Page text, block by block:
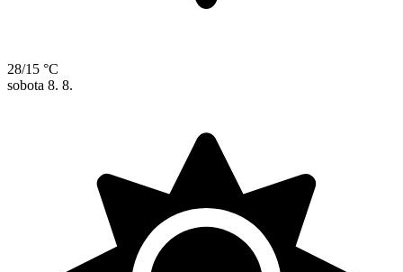
28/15 °C
sobota 8. 8.